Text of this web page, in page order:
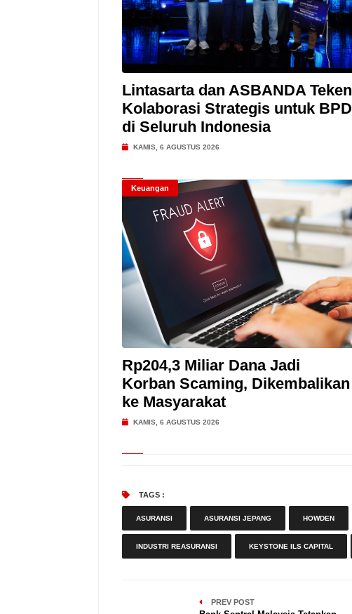
Lintasarta dan ASBANDA Teken
Kolaborasi Strategis untuk BPD
di Seluruh Indonesia
KAMIS, 6 AGUSTUS 2026
Keuangan
Rp204,3 Miliar Dana Jadi
Korban Scaming, Dikembalikan
ke Masyarakat
KAMIS, 6 AGUSTUS 2026
TAGS :
ASURANSI ASURANSI JEPANG HOWDEN
INDUSTRI REASURANSI KEYSTONE ILS CAPITAL
PREV POST